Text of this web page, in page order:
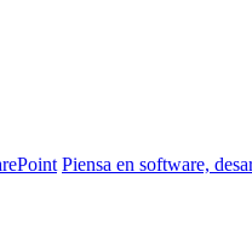
Piensa en software,